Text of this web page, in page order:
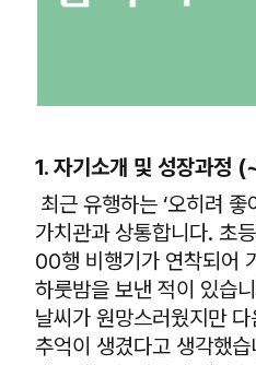
1. 자기소개 및 성장과정
최근 유행하는 ‘오히려 좋
가치관과 상통합니다. 초
00행 비행기가 연착되어
하룻밤을 보낸 적이 있습
날씨가 원망스러웠지만
추억이 생겼다고 생각했